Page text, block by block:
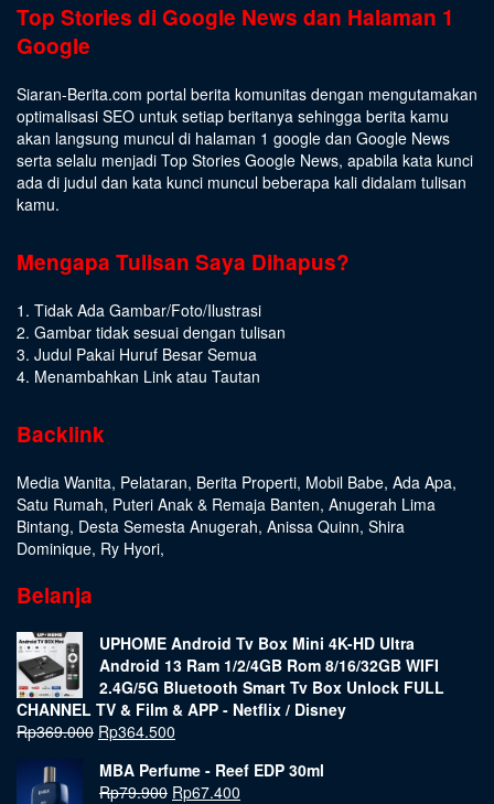
Top Stories di Google News dan Halaman 1
Google
Siaran-Berita.com portal berita komunitas dengan mengutamakan
optimalisasi SEO untuk setiap beritanya sehingga berita kamu
akan langsung muncul di halaman 1 google dan Google News
serta selalu menjadi Top Stories Google News, apabila kata kunci
ada di judul dan kata kunci muncul beberapa kali didalam tulisan
kamu.
Mengapa Tulisan Saya Dihapus?
1. Tidak Ada Gambar/Foto/Ilustrasi
2. Gambar tidak sesuai dengan tulisan
3. Judul Pakai Huruf Besar Semua
4. Menambahkan Link atau Tautan
Backlink
Media Wanita, Pelataran, Berita Properti, Mobil Babe, Ada Apa,
Satu Rumah, Puteri Anak & Remaja Banten, Anugerah Lima
Bintang, Desta Semesta Anugerah, Anissa Quinn, Shira
Dominique, Ry Hyori,
Belanja
UPHOME Android Tv Box Mini 4K-HD Ultra
Android 13 Ram 1/2/4GB Rom 8/16/32GB WIFI
2.4G/5G Bluetooth Smart Tv Box Unlock FULL
CHANNEL TV & Film & APP - Netflix / Disney
Rp369.000 Rp364.500
MBA Perfume - Reef EDP 30ml
Rp79.900 Rp67.400